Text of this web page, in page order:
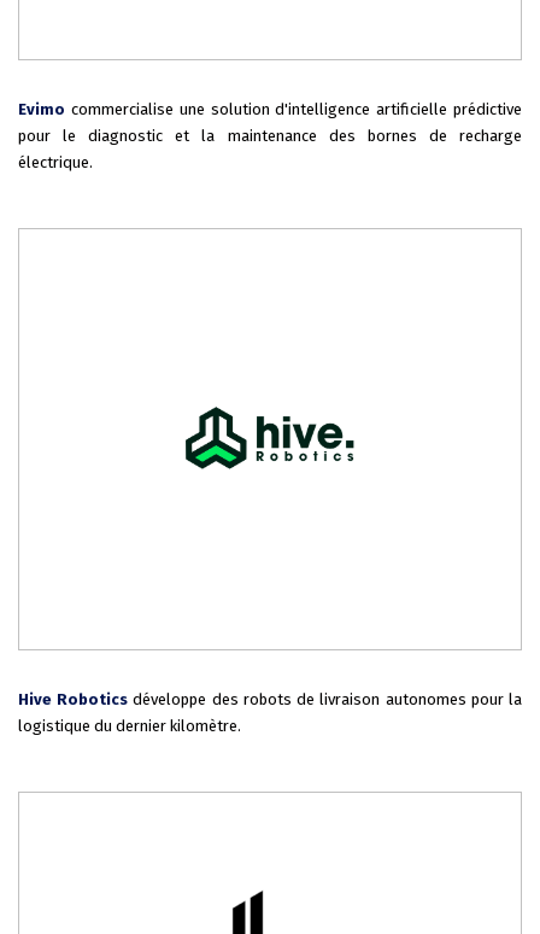
Evimo commercialise une solution d'intelligence artificielle prédictive
pour le diagnostic et la maintenance des bornes de recharge
électrique.
Hive Roboticsdéveloppe des robots de livraison autonomes pour la
logistique du dernier kilomètre.